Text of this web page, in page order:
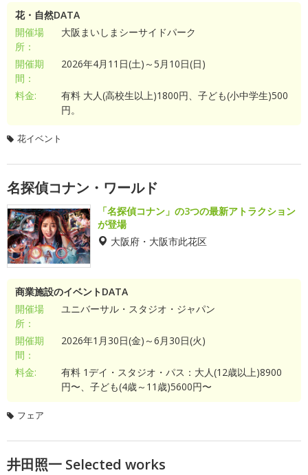
花・自然DATA
開催場
所：
大阪まいしまシーサイドパーク
開催期
間：
2026年4月11日(土)～5月10日(日)
料金:
有料 大人(高校生以上)1800円、子ども(小中学生)500
円。
花イベント
名探偵コナン・ワールド
「名探偵コナン」の3つの最新アトラクション
が登場
大阪府・大阪市此花区
商業施設のイベントDATA
開催場
所：
ユニバーサル・スタジオ・ジャパン
開催期
間：
2026年1月30日(金)～6月30日(火)
料金:
有料 1デイ・スタジオ・パス：大人(12歳以上)8900
円〜、子ども(4歳～11歳)5600円〜
フェア
井田照一 Selected works